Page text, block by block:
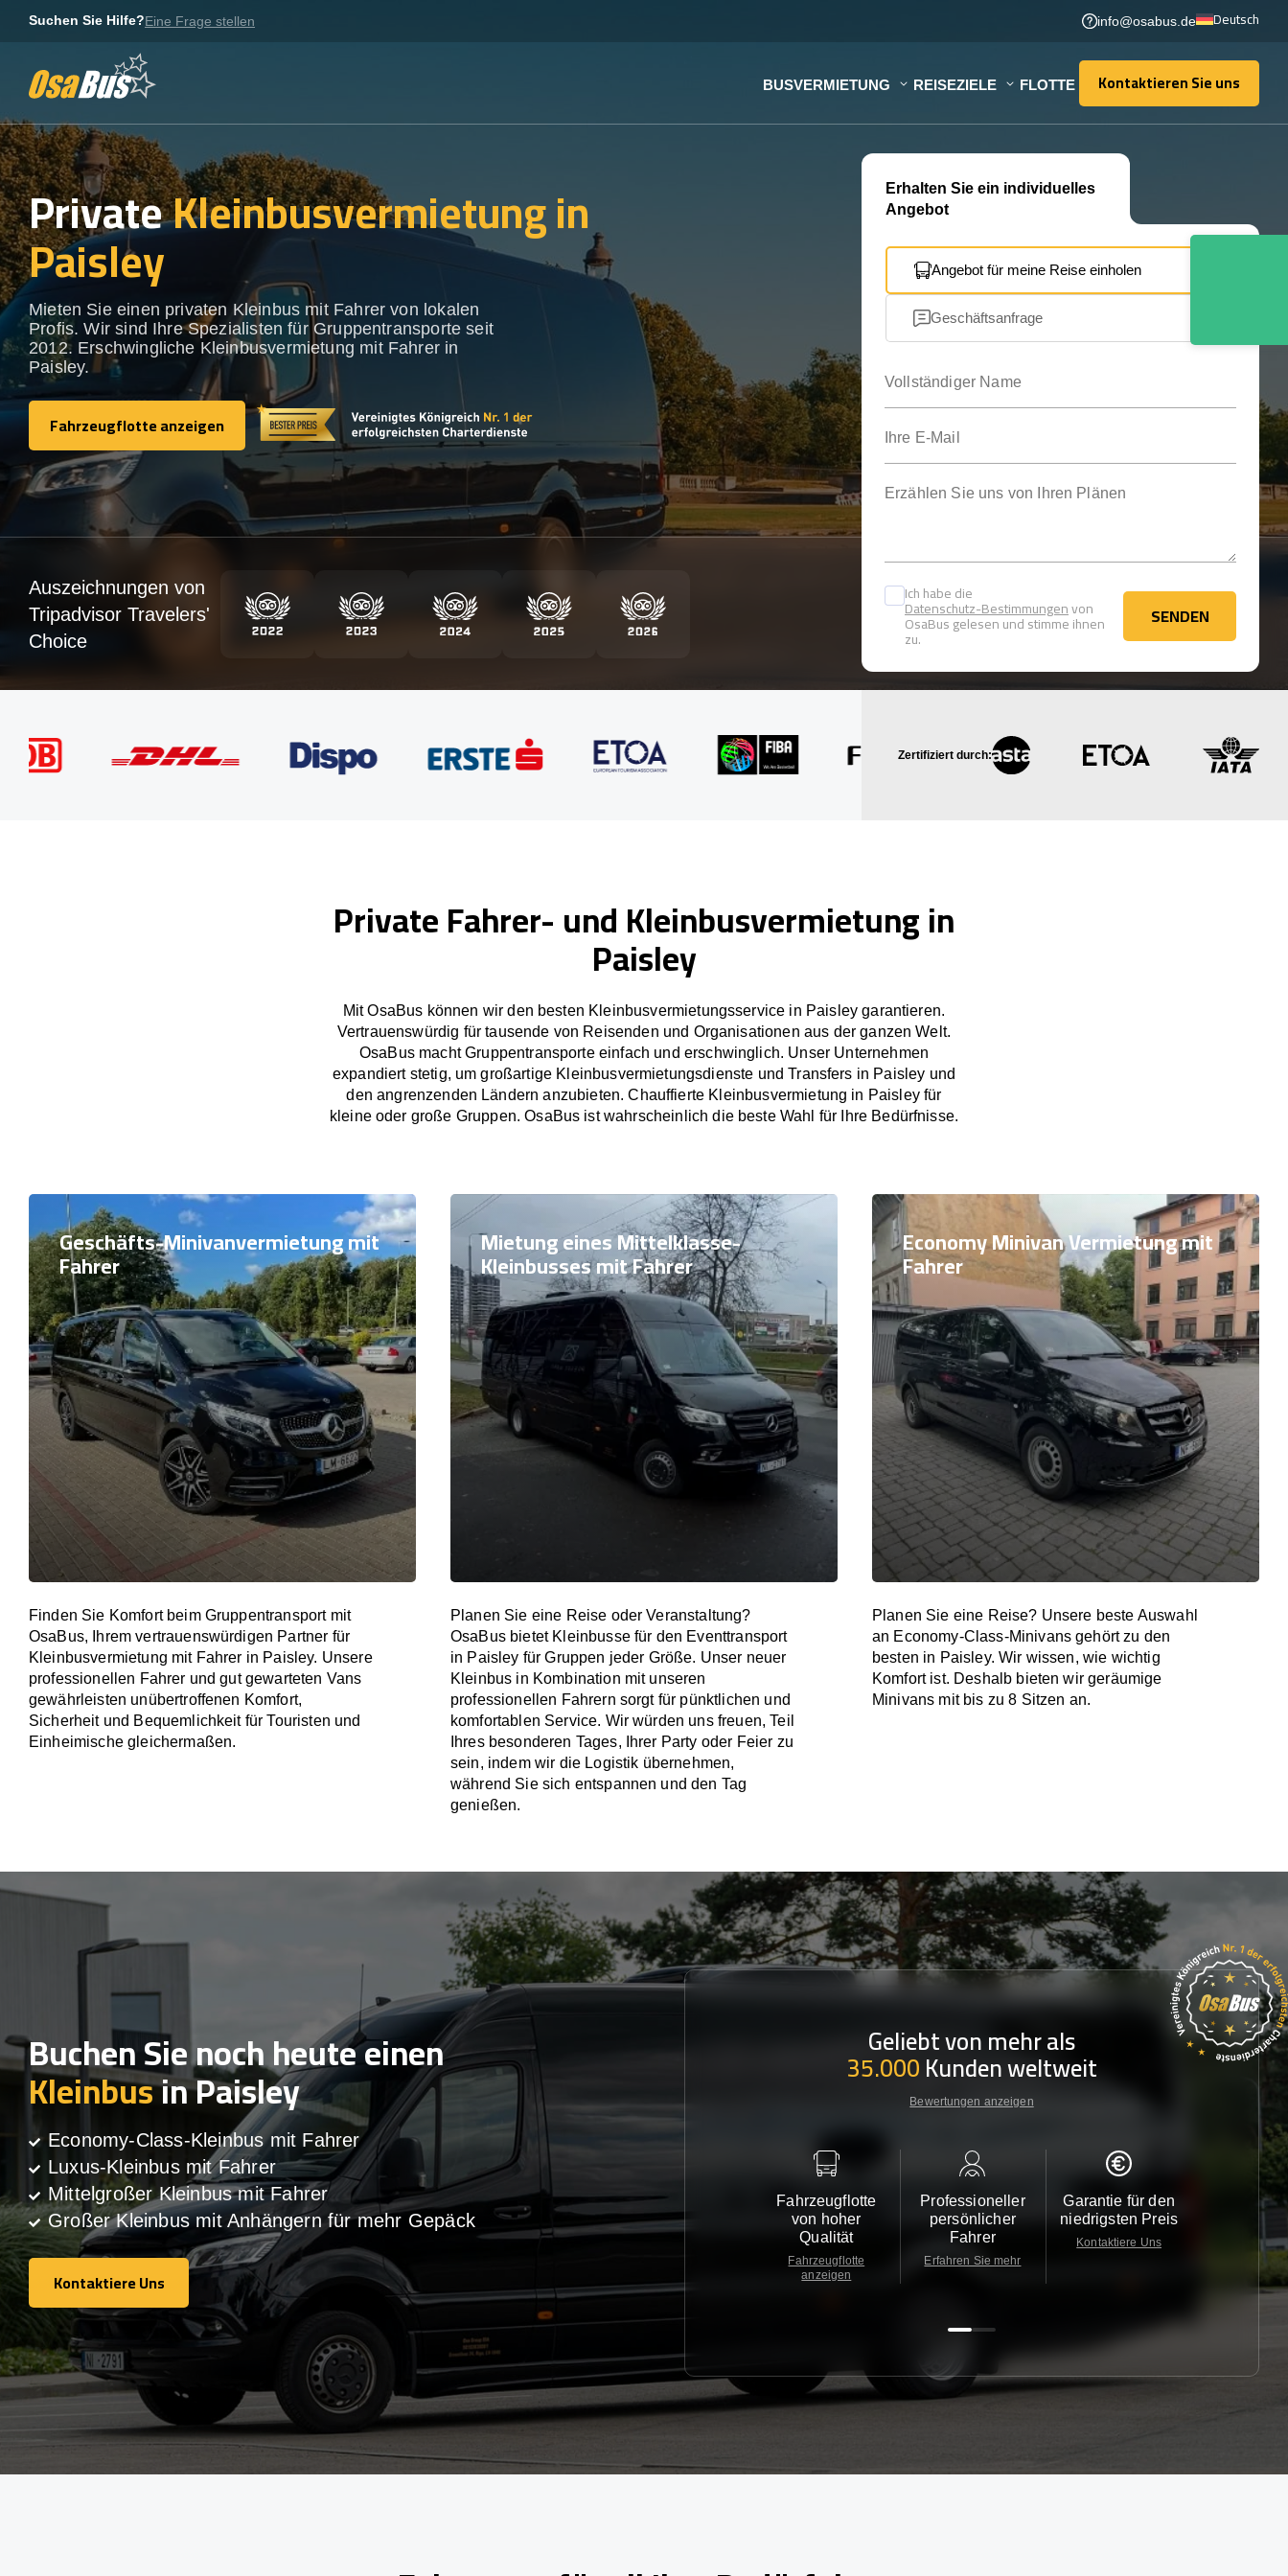
Suchen Sie Hilfe?Eine Frage stellen info@osabus.de Deutsch
BUSVERMIETUNG REISEZIELE FLOTTE Kontaktieren Sie uns
Kontaktieren Sie uns
PrivateKleinbusvermietung in
Paisley
Mieten Sie einen privaten Kleinbus mit Fahrer von lokalen
Profis. Wir sind Ihre Spezialisten für Gruppentransporte seit
2012. Erschwingliche Kleinbusvermietung mit Fahrer in
Paisley.
Fahrzeugflotte anzeigen
Fahrzeugflotte anzeigen
Erhalten Sie ein individuelles
Angebot
Angebot für meine Reise einholen
Geschäftsanfrage
Ich habe die
Datenschutz-Bestimmungenvon
OsaBus gelesen und stimme ihnen
zu.
SENDEN
SENDEN
Auszeichnungen von
Tripadvisor Travelers'
Choice
Zertifiziert durch:
Private Fahrer- und Kleinbusvermietung in
Paisley
Mit OsaBus können wir den besten Kleinbusvermietungsservice in Paisley garantieren.
Vertrauenswürdig für tausende von Reisenden und Organisationen aus der ganzen Welt.
OsaBus macht Gruppentransporte einfach und erschwinglich. Unser Unternehmen
expandiert stetig, um großartige Kleinbusvermietungsdienste und Transfers in Paisley und
den angrenzenden Ländern anzubieten. Chauffierte Kleinbusvermietung in Paisley für
kleine oder große Gruppen. OsaBus ist wahrscheinlich die beste Wahl für Ihre Bedürfnisse.
Geschäfts-Minivanvermietung mit
Fahrer
Finden Sie Komfort beim Gruppentransport mit
OsaBus, Ihrem vertrauenswürdigen Partner für
Kleinbusvermietung mit Fahrer in Paisley. Unsere
professionellen Fahrer und gut gewarteten Vans
gewährleisten unübertroffenen Komfort,
Sicherheit und Bequemlichkeit für Touristen und
Einheimische gleichermaßen.
Mietung eines Mittelklasse-
Kleinbusses mit Fahrer
Planen Sie eine Reise oder Veranstaltung?
OsaBus bietet Kleinbusse für den Eventtransport
in Paisley für Gruppen jeder Größe. Unser neuer
Kleinbus in Kombination mit unseren
professionellen Fahrern sorgt für pünktlichen und
komfortablen Service. Wir würden uns freuen, Teil
Ihres besonderen Tages, Ihrer Party oder Feier zu
sein, indem wir die Logistik übernehmen,
während Sie sich entspannen und den Tag
genießen.
Economy Minivan Vermietung mit
Fahrer
Planen Sie eine Reise? Unsere beste Auswahl
an Economy-Class-Minivans gehört zu den
besten in Paisley. Wir wissen, wie wichtig
Komfort ist. Deshalb bieten wir geräumige
Minivans mit bis zu 8 Sitzen an.
Buchen Sie noch heute einen
Kleinbusin Paisley
Economy-Class-Kleinbus mit Fahrer
Luxus-Kleinbus mit Fahrer
Mittelgroßer Kleinbus mit Fahrer
Großer Kleinbus mit Anhängern für mehr Gepäck
Kontaktiere Uns
Kontaktiere Uns
Geliebt von mehr als
35.000Kunden weltweit
Bewertungen anzeigen
Fahrzeugflotte
von hoher
Qualität
Fahrzeugflotte
anzeigen
Professioneller
persönlicher
Fahrer
Erfahren Sie mehr
Garantie für den
niedrigsten Preis
Kontaktiere Uns Kontaktiere